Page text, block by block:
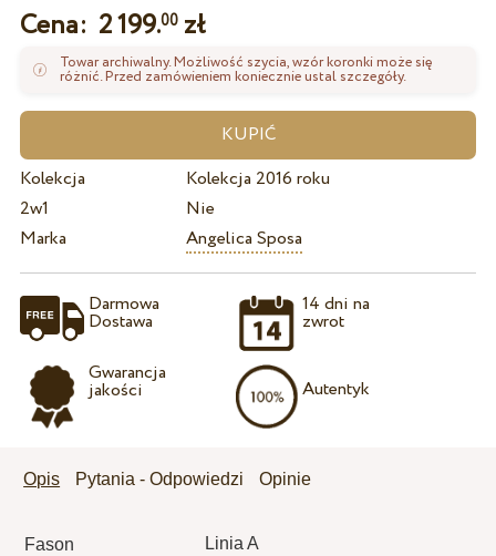
Cena: 2 199.00zł
Towar archiwalny. Możliwość szycia, wzór koronki może się
różnić. Przed zamówieniem koniecznie ustal szczegóły.
Kolekcja
Kolekcja 2016 roku
2w1
Nie
Marka
Angelica Sposa
Darmowa
Dostawa
Gwarancja
jakości
14 dni na
zwrot
Autentyk
Opis Pytania - Odpowiedzi Opinie
Fason
Linia A